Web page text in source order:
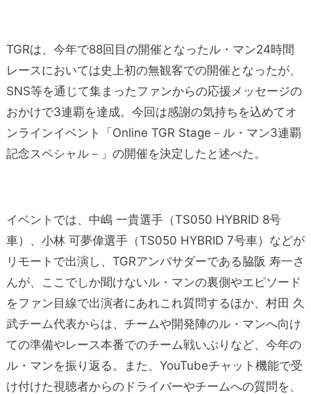
TGRは、今年で88回目の開催となったル・マン24時間
レースにおいては史上初の無観客での開催となったが、
SNS等を通じて集まったファンからの応援メッセージの
おかけで3連覇を達成。今回は感謝の気持ちを込めてオ
ンラインイベント「Online TGR Stage－ル・マン3連覇
記念スペシャル－」の開催を決定したと述べた。
イベントでは、中嶋 一貴選手（TS050 HYBRID 8号
車）、小林 可夢偉選手（TS050 HYBRID 7号車）などが
リモートで出演し、TGRアンバサダーである脇阪 寿一さ
んが、ここでしか聞けないル・マンの裏側やエピソード
をファン目線で出演者にあれこれ質問するほか、村田 久
武チーム代表からは、チームや開発陣のル・マンへ向け
ての準備やレース本番でのチーム戦いぶりなど、今年の
ル・マンを振り返る。また、YouTubeチャット機能で受
け付けた視聴者からのドライバーやチームへの質問を、